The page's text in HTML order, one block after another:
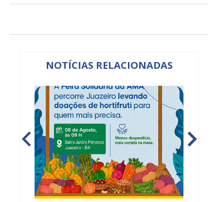
NOTÍCIAS RELACIONADAS